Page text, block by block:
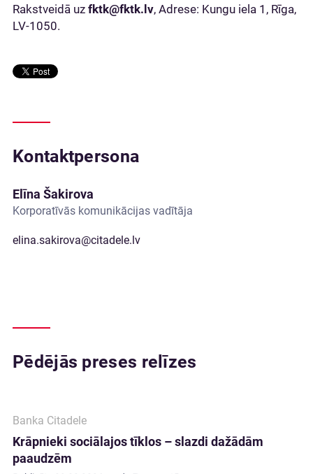
Rakstveidā uz fktk@fktk.lv, Adrese: Kungu iela 1, Rīga,
LV-1050.
Kontaktpersona
Elīna Šakirova
Korporatīvās komunikācijas vadītāja
elina.sakirova@citadele.lv
Pēdējās preses relīzes
Banka Citadele
Krāpnieki sociālajos tīklos – slazdi dažādām
paaudzēm